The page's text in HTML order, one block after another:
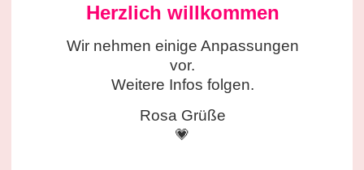
Herzlich willkommen
Wir nehmen einige Anpassungen
vor.
Weitere Infos folgen.
Rosa Grüße
💗